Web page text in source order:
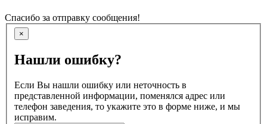
Спасибо за отправку сообщения!
×
Нашли ошибку?
Если Вы нашли ошибку или неточность в
представленной информации, поменялся адрес или
телефон заведения, то укажите это в форме ниже, и мы
исправим.